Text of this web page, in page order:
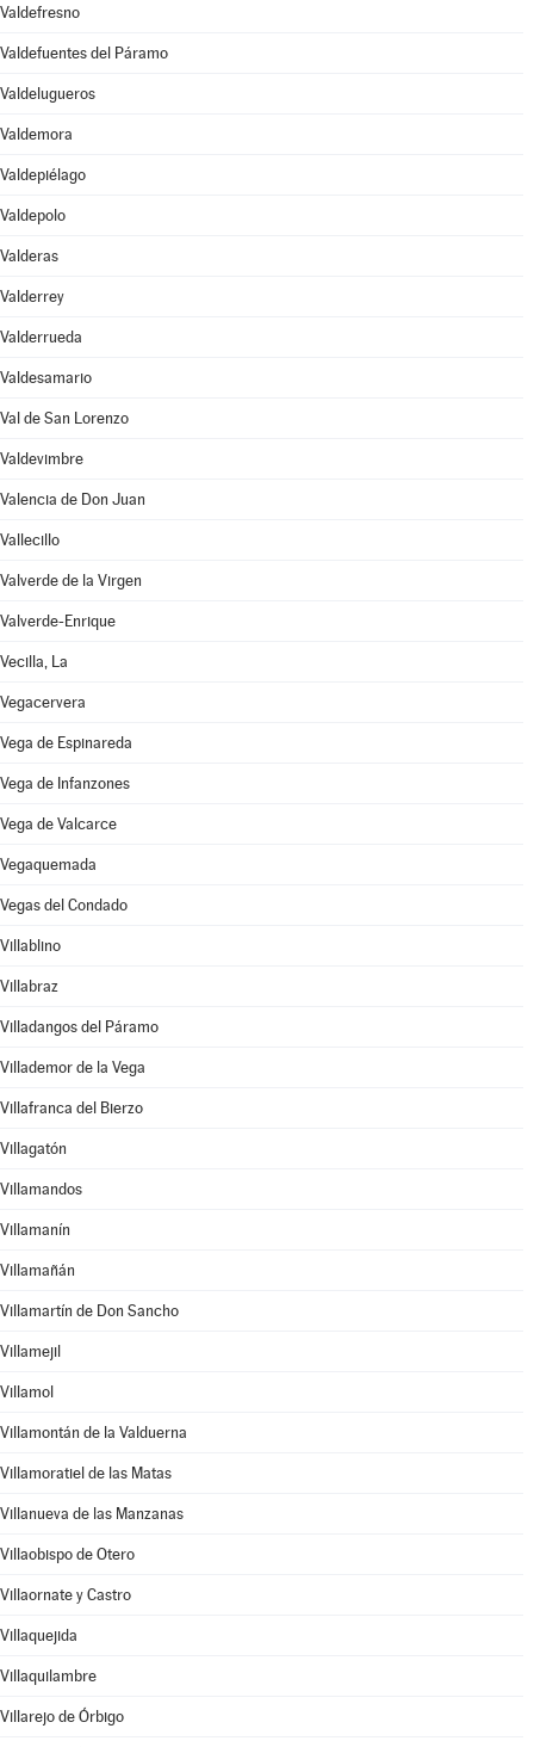
Valdefresno
Valdefuentes del Páramo
Valdelugueros
Valdemora
Valdepiélago
Valdepolo
Valderas
Valderrey
Valderrueda
Valdesamario
Val de San Lorenzo
Valdevimbre
Valencia de Don Juan
Vallecillo
Valverde de la Virgen
Valverde-Enrique
Vecilla, La
Vegacervera
Vega de Espinareda
Vega de Infanzones
Vega de Valcarce
Vegaquemada
Vegas del Condado
Villablino
Villabraz
Villadangos del Páramo
Villademor de la Vega
Villafranca del Bierzo
Villagatón
Villamandos
Villamanín
Villamañán
Villamartín de Don Sancho
Villamejil
Villamol
Villamontán de la Valduerna
Villamoratiel de las Matas
Villanueva de las Manzanas
Villaobispo de Otero
Villaornate y Castro
Villaquejida
Villaquilambre
Villarejo de Órbigo